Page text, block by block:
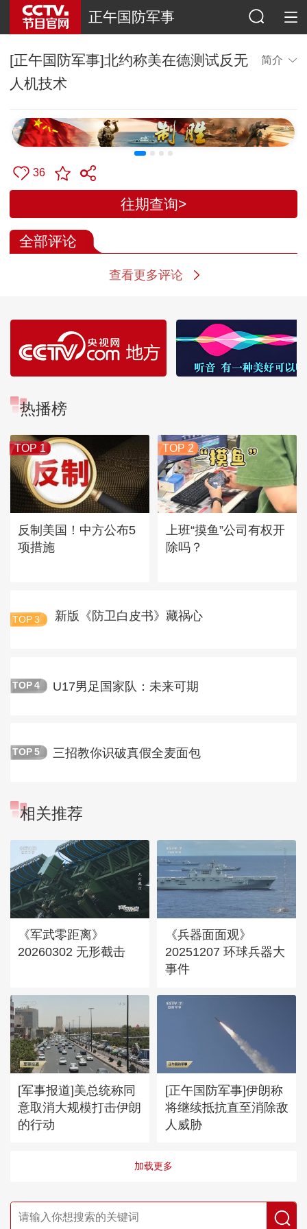
正午国防军事
[正午国防军事]北约称美在德测试反无
人机技术
简介
36
往期查询>
全部评论
查看更多评论
热播榜
TOP 1
反制美国！中方公布5
项措施
TOP 2
上班“摸鱼”公司有权开
除吗？
TOP 3 新版《防卫白皮书》藏祸心
TOP 4 U17男足国家队：未来可期
TOP 5 三招教你识破真假全麦面包
相关推荐
《军武零距离》
20260302 无形截击
《兵器面面观》
20251207 环球兵器大
事件
[军事报道]美总统称同
意取消大规模打击伊朗
的行动
[正午国防军事]伊朗称
将继续抵抗直至消除敌
人威胁
加载更多